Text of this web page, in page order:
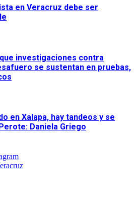
en Veracruz debe ser
investigaciones contra
se sustentan en pruebas,
en Xalapa, hay tandeos y se
Daniela Griego